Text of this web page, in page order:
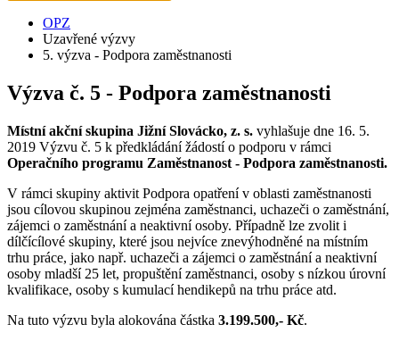
OPZ
Uzavřené výzvy
5. výzva - Podpora zaměstnanosti
Výzva č. 5 - Podpora zaměstnanosti
Místní akční skupina Jižní Slovácko, z. s. vyhlašuje dne 16. 5.
2019 Výzvu č. 5 k předkládání žádostí o podporu v rámci
Operačního programu Zaměstnanost - Podpora zaměstnanosti.
V rámci skupiny aktivit Podpora opatření v oblasti zaměstnanosti
jsou cílovou skupinou zejména zaměstnanci, uchazeči o zaměstnání,
zájemci o zaměstnání a neaktivní osoby. Případně lze zvolit i
dílčícílové skupiny, které jsou nejvíce znevýhodněné na místním
trhu práce, jako např. uchazeči a zájemci o zaměstnání a neaktivní
osoby mladší 25 let, propuštění zaměstnanci, osoby s nízkou úrovní
kvalifikace, osoby s kumulací hendikepů na trhu práce atd.
Na tuto výzvu byla alokována částka 3.199.500,- Kč.